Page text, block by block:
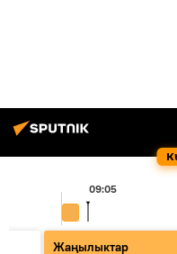
09:05
Жаңылыктар